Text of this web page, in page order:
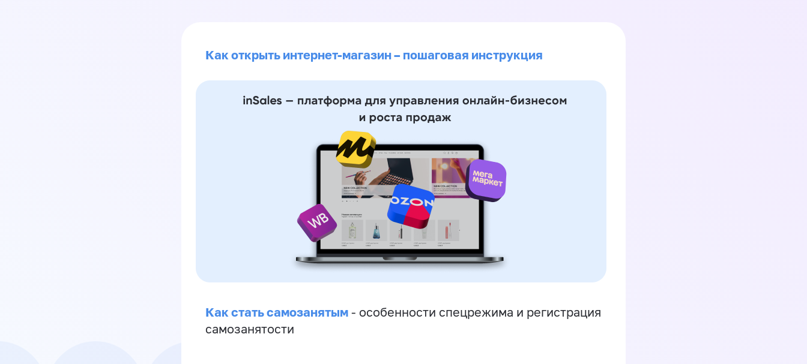
Как открыть интернет-магазин – пошаговая инструкция
Как стать самозанятым - особенности спецрежима и регистрация
самозанятости